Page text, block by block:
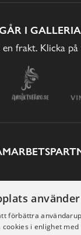
I
frakt. Klicka
förbättra
i enlighet med